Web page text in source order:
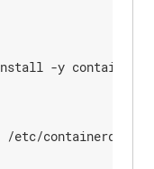
-y
etc/containerd/